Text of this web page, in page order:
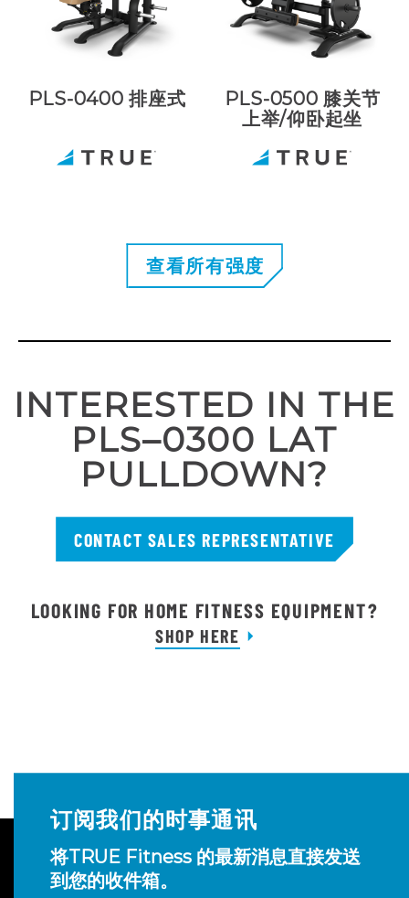
PLS-0400 排座式
PLS-0500 膝关节
上举/仰卧起坐
查看所有强度
INTERESTED IN THE
PLS–0300 LAT
PULLDOWN?
CONTACT SALES REPRESENTATIVE
LOOKING FOR HOME FITNESS EQUIPMENT?
SHOP HERE
订阅我们的时事通讯
将TRUE Fitness 的最新消息直接发送
到您的收件箱。